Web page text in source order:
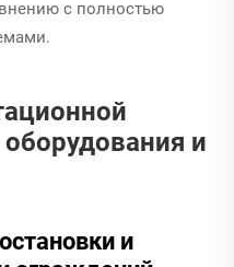
с полностью
и
и